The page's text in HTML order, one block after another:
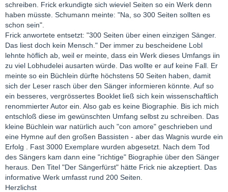
schreiben. Frick erkundigte sich wieviel Seiten so ein Werk denn
haben müsste. Schumann meinte: "Na, so 300 Seiten sollten es
schon sein".
Frick anwortete entsetzt: "300 Seiten über einen einzigen Sänger.
Das liest doch kein Mensch." Der immer zu bescheidene Lobl
lehnte höflich ab, weil er meinte, dass ein Werk dieses Umfangs iin
zu viel Lobhudelei ausarten würde. Das wollte er auf keine Fall. Er
meinte so ein Büchlein dürfte höchstens 50 Seiten haben, damit
sich der Leser rasch über den Sänger informieren könnte. Auf so
ein besseres, vergrössertes Booklet ließ sich kein wissenschaftlich
renommierter Autor ein. Also gab es keine Biographie. Bis ich mich
entschloß diese im gewünschten Umfang selbst zu schreiben. Das
kleine Büchlein war natürlich auch "con amore" geschrieben und
eine Hymne auf den großen Bassisten - aber das Wagnis wurde ein
Erfolg . Fast 3000 Exemplare wurden abgesetzt. Nach dem Tod
des Sängers kam dann eine "richtige" Biographie über den Sänger
heraus. Den Titel "Der Sängerfürst" hätte Frick nie akzeptiert. Das
informative Werk umfasst rund 200 Seiten.
Herzlichst